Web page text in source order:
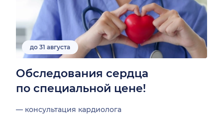
до 31 августа
Обследования сердца
по специальной цене!
— консультация кардиолога